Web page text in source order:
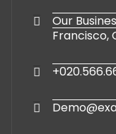
Our
Francisco,